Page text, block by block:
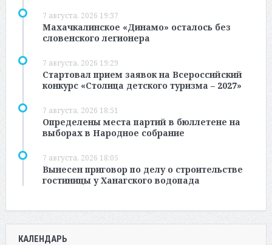
7 августа, 2026 19:37
Махачкалинское «Динамо» осталось без
словенского легионера
7 августа, 2026 19:29
Стартовал прием заявок на Всероссийский
конкурс «Столица детского туризма – 2027»
7 августа, 2026 18:51
Определены места партий в бюллетене на
выборах в Народное собрание
7 августа, 2026 18:05
Вынесен приговор по делу о строительстве
гостиницы у Ханагского водопада
КАЛЕНДАРЬ